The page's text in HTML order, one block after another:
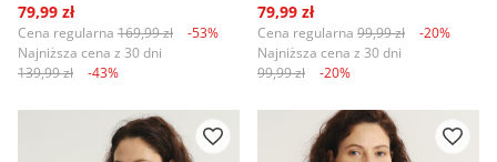
79,99 zł
Cena regularna 169,99 zł
-53%
Najniższa cena z 30 dni
139,99 zł
-43%
79,99 zł
Cena regularna 99,99 zł
-20%
Najniższa cena z 30 dni
99,99 zł
-20%